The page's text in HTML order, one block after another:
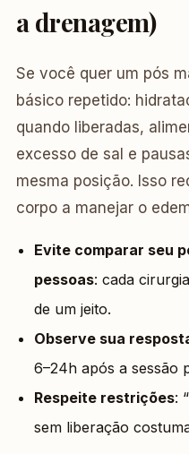
a drenagem)
Se você quer um pós
básico repetido:
quando liberadas,
excesso de sal e
mesma posição. Isso
corpo a manejar o
Evite comparar seu
pessoas: cada
de um jeito.
Observe sua
6–24h após a sessão
Respeite restrições:
sem liberação